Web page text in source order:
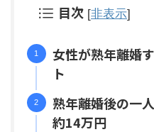
目次 [非表示]
女性が熟年離婚
ト
熟年離婚後の一
約14万円